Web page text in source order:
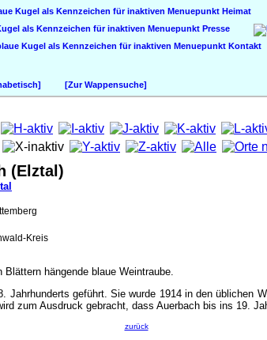
Heimat
Presse
Kontakt
[Zur Wappensuche]
(Elztal)
Kreis
hängende blaue Weintraube.
Jahrhunderts geführt. Sie wurde 1914 in den üblichen
zum Ausdruck gebracht, dass Auerbach bis ins 19.
zurück